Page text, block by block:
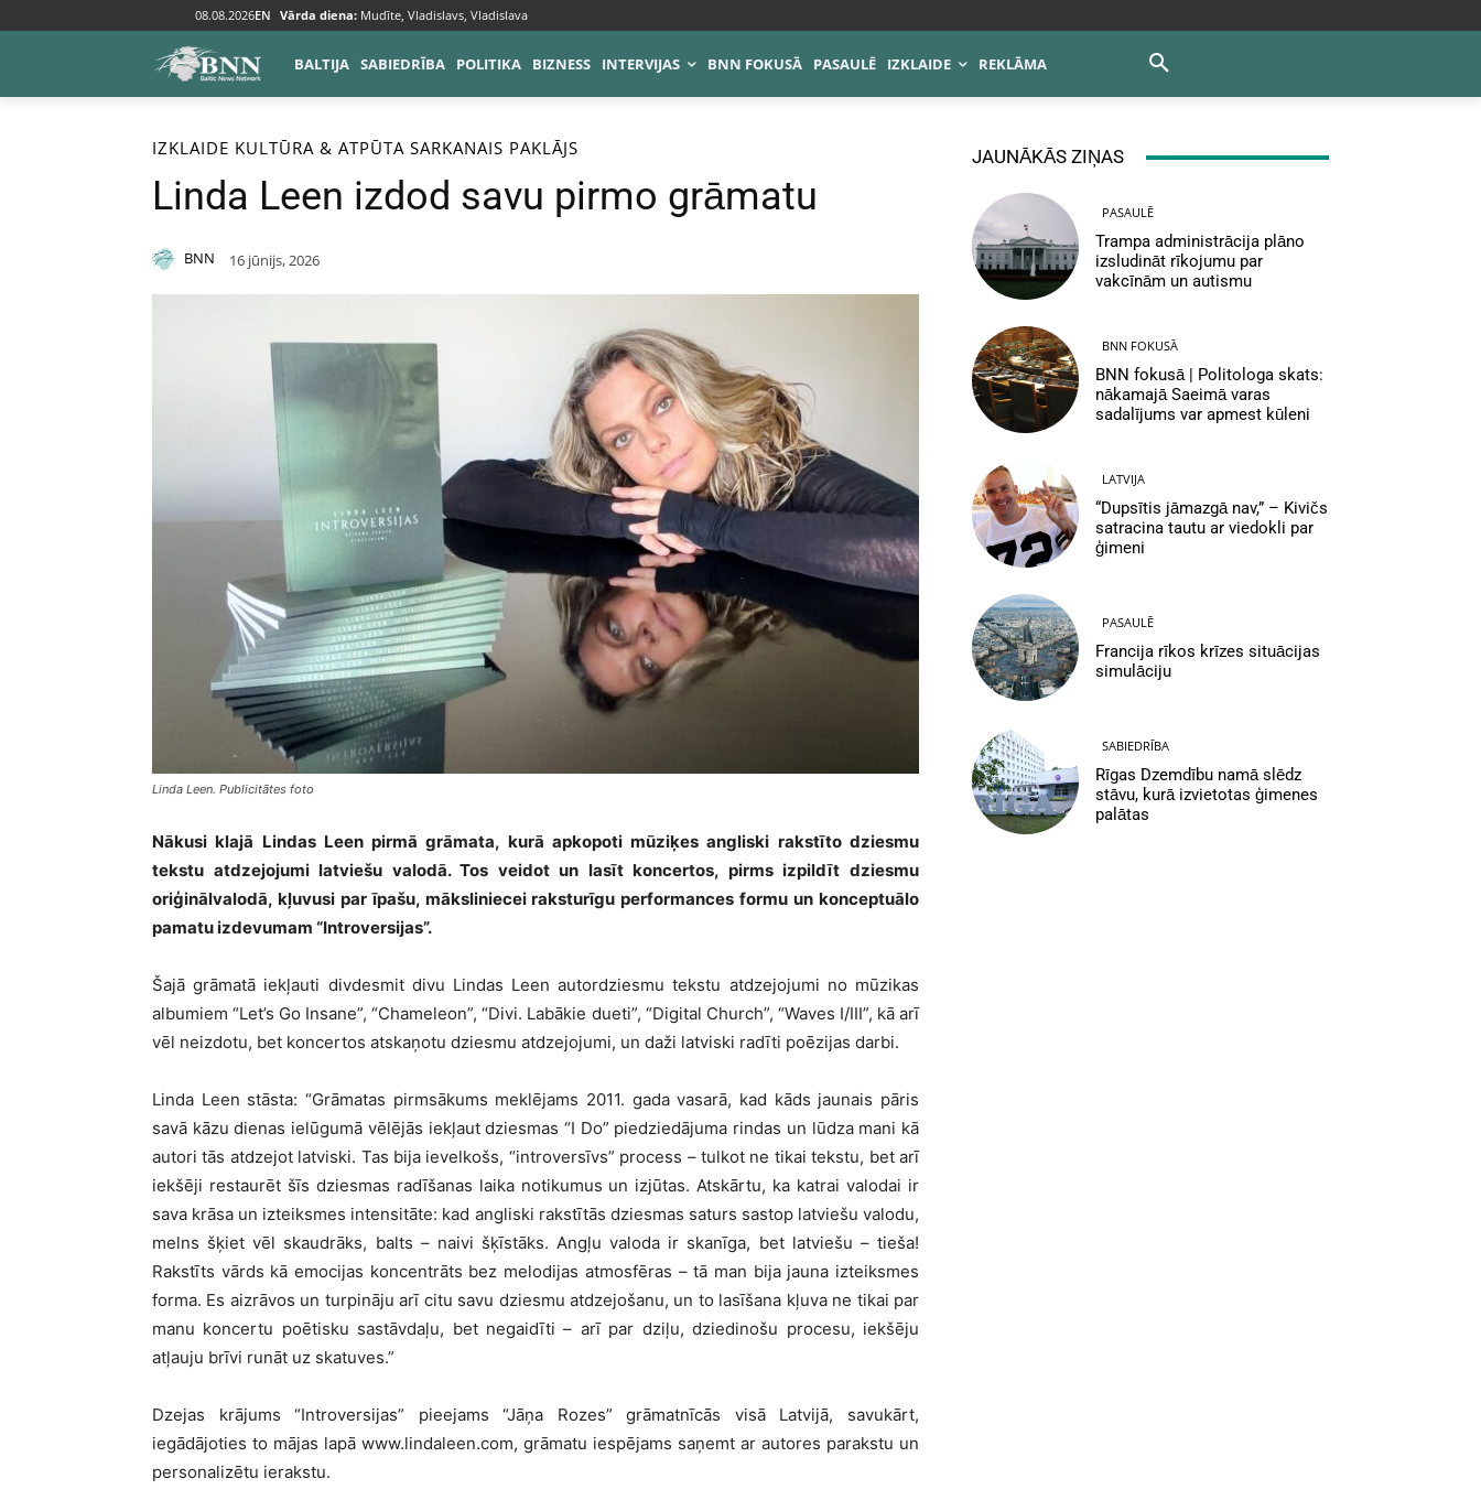
08.08.2026EN Vārda diena: Mudīte, Vladislavs, Vladislava
BALTIJA SABIEDRĪBA POLITIKA BIZNESS INTERVIJAS BNN FOKUSĀ PASAULĒ IZKLAIDE REKLĀMA
Sākums Izklaide
IZKLAIDE KULTŪRA & ATPŪTA SARKANAIS PAKLĀJS
Linda Leen izdod savu pirmo grāmatu
BNN 16 jūnijs, 2026
Linda Leen. Publicitātes foto
Nākusi klajā Lindas Leen pirmā grāmata, kurā apkopoti mūziķes angliski rakstīto dziesmu
tekstu atdzejojumi latviešu valodā. Tos veidot un lasīt koncertos, pirms izpildīt dziesmu
oriģinālvalodā, kļuvusi par īpašu, māksliniecei raksturīgu performances formu un konceptuālo
pamatu izdevumam “Introversijas”.
Šajā grāmatā iekļauti divdesmit divu Lindas Leen autordziesmu tekstu atdzejojumi no mūzikas
albumiem “Let’s Go Insane”, “Chameleon”, “Divi. Labākie dueti”, “Digital Church”, “Waves I/III”, kā arī
vēl neizdotu, bet koncertos atskaņotu dziesmu atdzejojumi, un daži latviski radīti poēzijas darbi.
Linda Leen stāsta: “Grāmatas pirmsākums meklējams 2011. gada vasarā, kad kāds jaunais pāris
savā kāzu dienas ielūgumā vēlējās iekļaut dziesmas “I Do” piedziedājuma rindas un lūdza mani kā
autori tās atdzejot latviski. Tas bija ievelkošs, “introversīvs” process – tulkot ne tikai tekstu, bet arī
iekšēji restaurēt šīs dziesmas radīšanas laika notikumus un izjūtas. Atskārtu, ka katrai valodai ir
sava krāsa un izteiksmes intensitāte: kad angliski rakstītās dziesmas saturs sastop latviešu valodu,
melns šķiet vēl skaudrāks, balts – naivi šķīstāks. Angļu valoda ir skanīga, bet latviešu – tieša!
Rakstīts vārds kā emocijas koncentrāts bez melodijas atmosfēras – tā man bija jauna izteiksmes
forma. Es aizrāvos un turpināju arī citu savu dziesmu atdzejošanu, un to lasīšana kļuva ne tikai par
manu koncertu poētisku sastāvdaļu, bet negaidīti – arī par dziļu, dziedinošu procesu, iekšēju
atļauju brīvi runāt uz skatuves.”
Dzejas krājums “Introversijas” pieejams “Jāņa Rozes” grāmatnīcās visā Latvijā, savukārt,
iegādājoties to mājas lapā www.lindaleen.com, grāmatu iespējams saņemt ar autores parakstu un
personalizētu ierakstu.
JAUNĀKĀS ZIŅAS
PASAULĒ
Trampa administrācija plāno
izsludināt rīkojumu par
vakcīnām un autismu
BNN FOKUSĀ
BNN fokusā | Politologa skats:
nākamajā Saeimā varas
sadalījums var apmest kūleni
LATVIJA
“Dupsītis jāmazgā nav,” – Kivičs
satracina tautu ar viedokli par
ģimeni
PASAULĒ
Francija rīkos krīzes situācijas
simulāciju
SABIEDRĪBA
Rīgas Dzemdību namā slēdz
stāvu, kurā izvietotas ģimenes
palātas